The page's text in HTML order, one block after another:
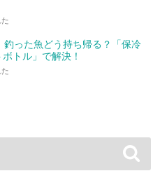
釣った魚どう持ち帰る？「保冷
トル」で解決！